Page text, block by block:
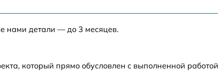
нами детали — до 3 месяцев.
который прямо обусловлен с выполненной